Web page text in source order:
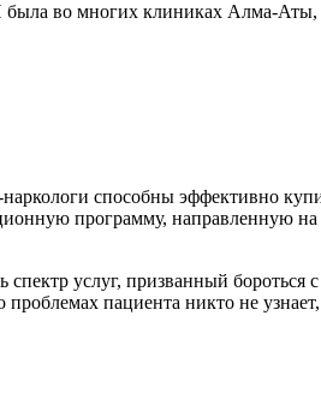
была во многих клиниках Алма-
способны эффективно
программу, направленную
услуг, призванный бороться
пациента никто не